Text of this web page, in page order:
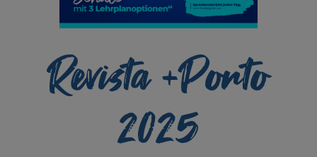
Revista +Porto
2025